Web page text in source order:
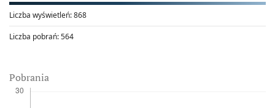
Liczba wyświetleń:868
Liczba pobrań:564
Pobrania